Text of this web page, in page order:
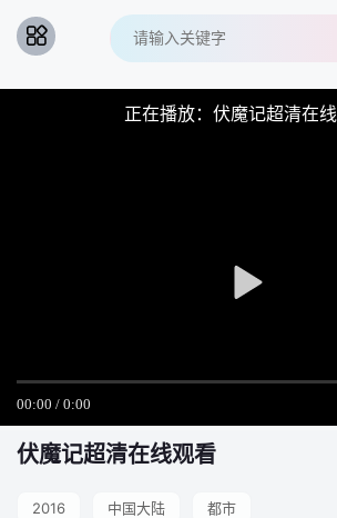
正在播放：伏魔记超清在
伏魔记超清在线观看
2016 中国大陆 都市